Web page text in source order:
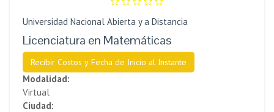
Universidad Nacional Abierta y a Distancia
Licenciatura en Matemáticas
Recibir Costos y Fecha de Inicio al Instante
Modalidad:
Virtual
Ciudad: